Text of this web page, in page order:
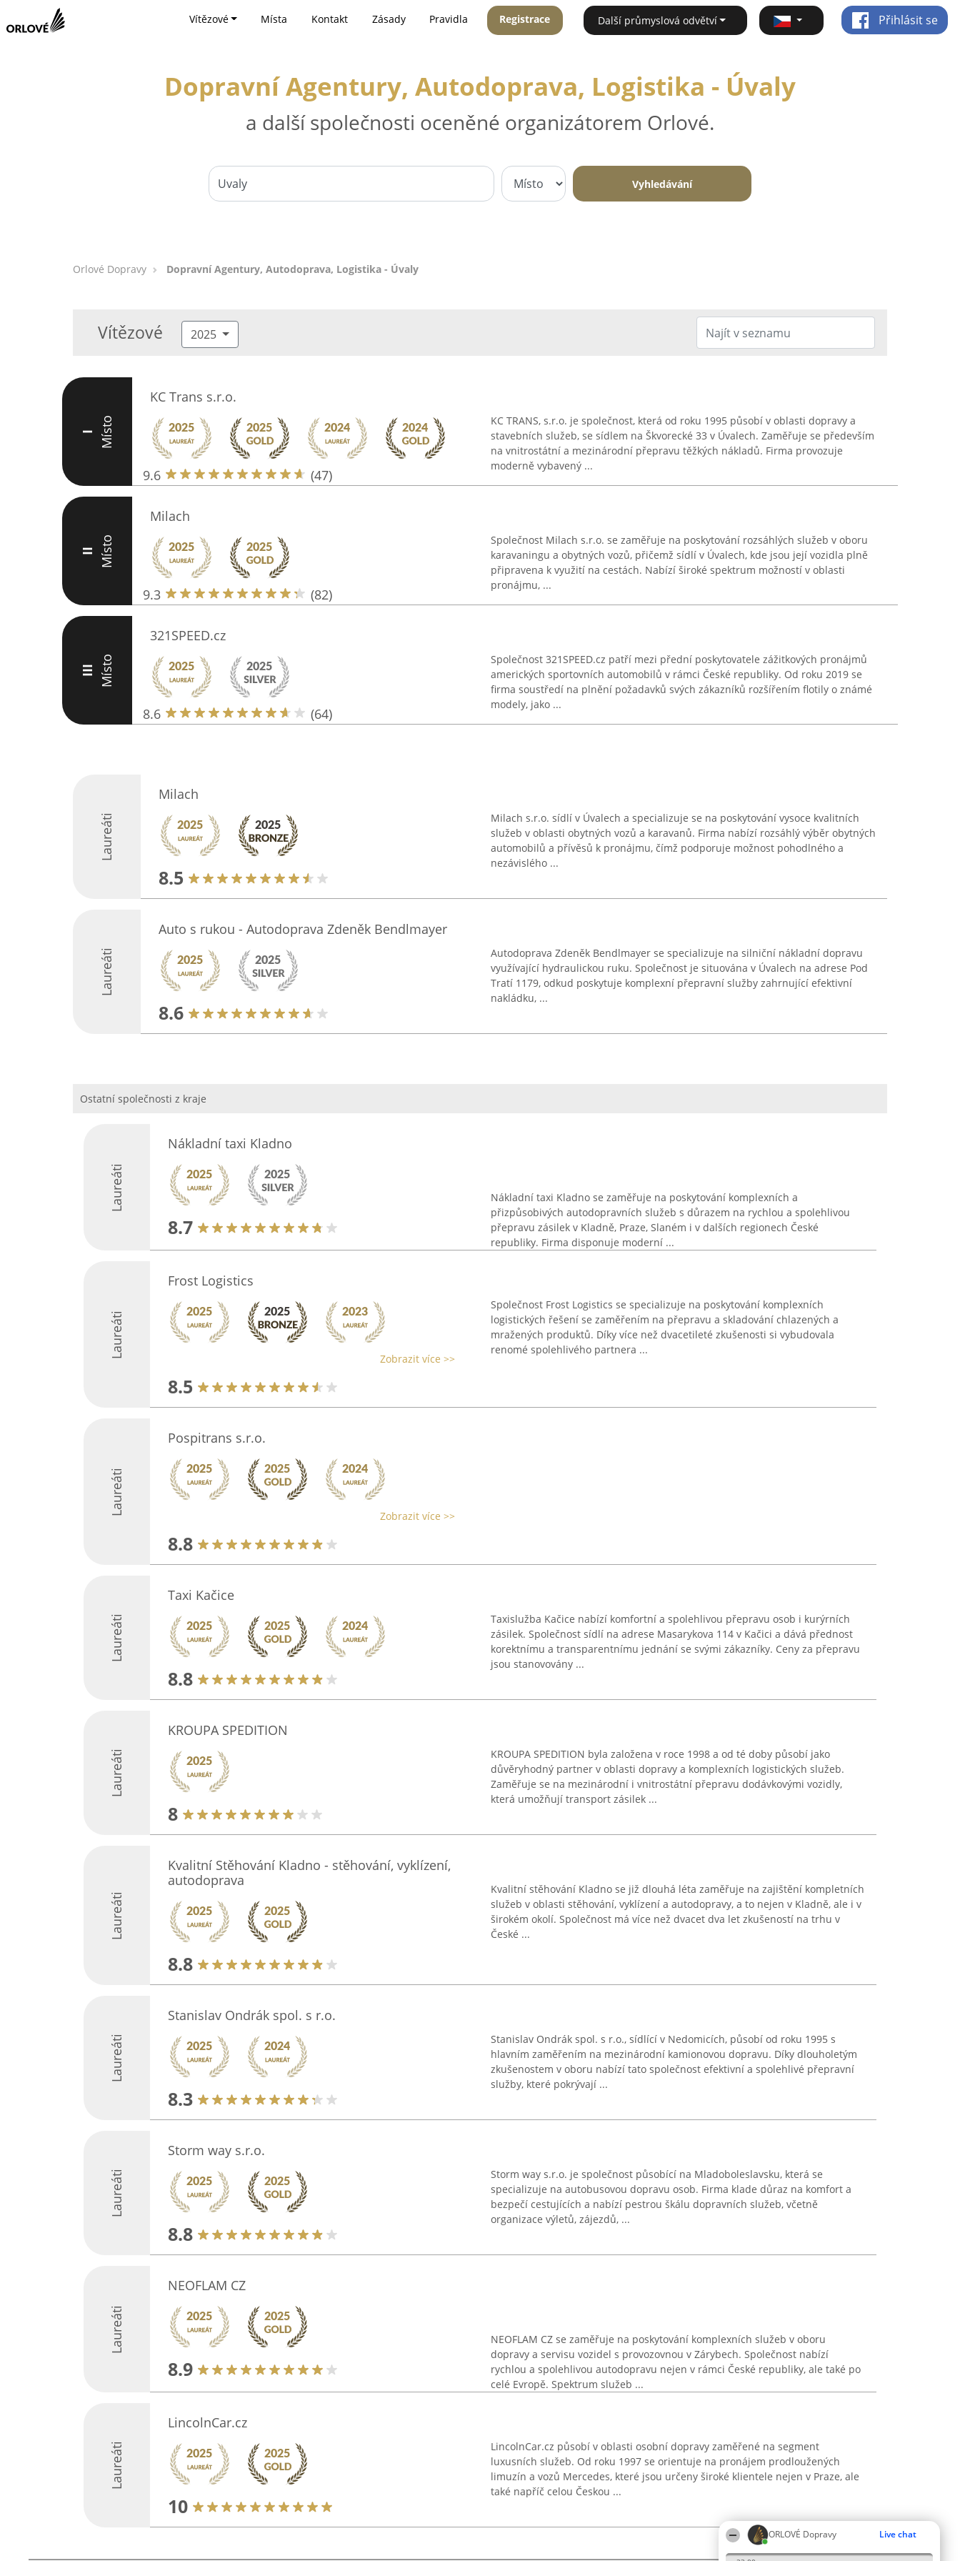
ORLOVÉ Dopravy Live chat
Vítězové Místa Kontakt Zásady Pravidla Registrace Další průmyslová odvětví Přihlásit se
Dopravní Agentury, Autodoprava, Logistika - Úvaly
a další společnosti oceněné organizátorem Orlové.
Vyhledávání
Orlové Dopravy Dopravní Agentury, Autodoprava, Logistika - Úvaly
Vítězové 2025
I Místo
KC Trans s.r.o.
9.6 (47)
KC TRANS, s.r.o. je společnost, která od roku 1995 působí v oblasti dopravy a
stavebních služeb, se sídlem na Škvorecké 33 v Úvalech. Zaměřuje se především
na vnitrostátní a mezinárodní přepravu těžkých nákladů. Firma provozuje
moderně vybavený ...
II Místo
Milach
9.3 (82)
Společnost Milach s.r.o. se zaměřuje na poskytování rozsáhlých služeb v oboru
karavaningu a obytných vozů, přičemž sídlí v Úvalech, kde jsou její vozidla plně
připravena k využití na cestách. Nabízí široké spektrum možností v oblasti
pronájmu, ...
III Místo
321SPEED.cz
8.6 (64)
Společnost 321SPEED.cz patří mezi přední poskytovatele zážitkových pronájmů
amerických sportovních automobilů v rámci České republiky. Od roku 2019 se
firma soustředí na plnění požadavků svých zákazníků rozšířením flotily o známé
modely, jako ...
Laureáti
Milach
8.5
Milach s.r.o. sídlí v Úvalech a specializuje se na poskytování vysoce kvalitních
služeb v oblasti obytných vozů a karavanů. Firma nabízí rozsáhlý výběr obytných
automobilů a přívěsů k pronájmu, čímž podporuje možnost pohodlného a
nezávislého ...
Laureáti
Auto s rukou - Autodoprava Zdeněk Bendlmayer
8.6
Autodoprava Zdeněk Bendlmayer se specializuje na silniční nákladní dopravu
využívající hydraulickou ruku. Společnost je situována v Úvalech na adrese Pod
Tratí 1179, odkud poskytuje komplexní přepravní služby zahrnující efektivní
nakládku, ...
Ostatní společnosti z kraje
Laureáti
Nákladní taxi Kladno
8.7
Nákladní taxi Kladno se zaměřuje na poskytování komplexních a
přizpůsobivých autodopravních služeb s důrazem na rychlou a spolehlivou
přepravu zásilek v Kladně, Praze, Slaném i v dalších regionech České
republiky. Firma disponuje moderní ...
Laureáti
Frost Logistics
Zobrazit více >>
8.5
Společnost Frost Logistics se specializuje na poskytování komplexních
logistických řešení se zaměřením na přepravu a skladování chlazených a
mražených produktů. Díky více než dvacetileté zkušenosti si vybudovala
renomé spolehlivého partnera ...
Laureáti
Pospitrans s.r.o.
Zobrazit více >>
8.8
Laureáti
Taxi Kačice
8.8
Taxislužba Kačice nabízí komfortní a spolehlivou přepravu osob i kurýrních
zásilek. Společnost sídlí na adrese Masarykova 114 v Kačici a dává přednost
korektnímu a transparentnímu jednání se svými zákazníky. Ceny za přepravu
jsou stanovovány ...
Laureáti
KROUPA SPEDITION
8
KROUPA SPEDITION byla založena v roce 1998 a od té doby působí jako
důvěryhodný partner v oblasti dopravy a komplexních logistických služeb.
Zaměřuje se na mezinárodní i vnitrostátní přepravu dodávkovými vozidly,
která umožňují transport zásilek ...
Laureáti
Kvalitní Stěhování Kladno - stěhování, vyklízení,
autodoprava
8.8
Kvalitní stěhování Kladno se již dlouhá léta zaměřuje na zajištění kompletních
služeb v oblasti stěhování, vyklízení a autodopravy, a to nejen v Kladně, ale i v
širokém okolí. Společnost má více než dvacet dva let zkušeností na trhu v
České ...
Laureáti
Stanislav Ondrák spol. s r.o.
8.3
Stanislav Ondrák spol. s r.o., sídlící v Nedomicích, působí od roku 1995 s
hlavním zaměřením na mezinárodní kamionovou dopravu. Díky dlouholetým
zkušenostem v oboru nabízí tato společnost efektivní a spolehlivé přepravní
služby, které pokrývají ...
Laureáti
Storm way s.r.o.
8.8
Storm way s.r.o. je společnost působící na Mladoboleslavsku, která se
specializuje na autobusovou dopravu osob. Firma klade důraz na komfort a
bezpečí cestujících a nabízí pestrou škálu dopravních služeb, včetně
organizace výletů, zájezdů, ...
Laureáti
NEOFLAM CZ
8.9
NEOFLAM CZ se zaměřuje na poskytování komplexních služeb v oboru
dopravy a servisu vozidel s provozovnou v Zárybech. Společnost nabízí
rychlou a spolehlivou autodopravu nejen v rámci České republiky, ale také po
celé Evropě. Spektrum služeb ...
Laureáti
LincolnCar.cz
10
LincolnCar.cz působí v oblasti osobní dopravy zaměřené na segment
luxusních služeb. Od roku 1997 se orientuje na pronájem prodloužených
limuzín a vozů Mercedes, které jsou určeny široké klientele nejen v Praze, ale
také napříč celou Českou ...